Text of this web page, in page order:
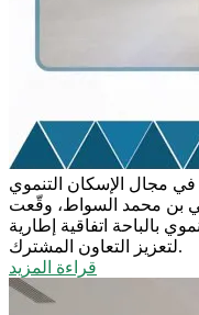
في مجال الإسكان التنموي
بن محمد السواط، وقّعت
بالباحة اتفاقية إطارية
لتعزيز التعاون المشترك.
قراءة المزيد